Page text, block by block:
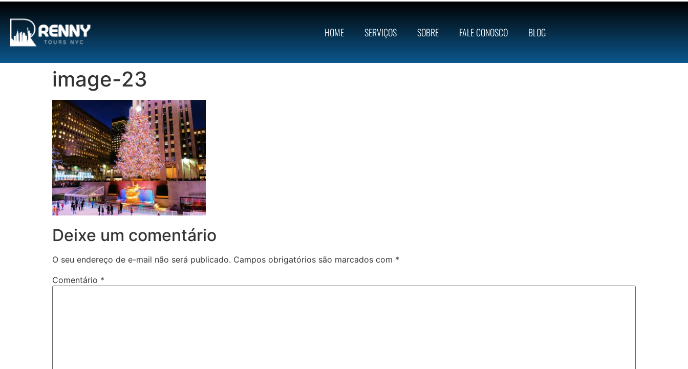
HOME SERVIÇOS SOBRE FALE CONOSCO BLOG
image-23
Deixe um comentário
O seu endereço de e-mail não será publicado. Campos obrigatórios são marcados com *
Comentário *